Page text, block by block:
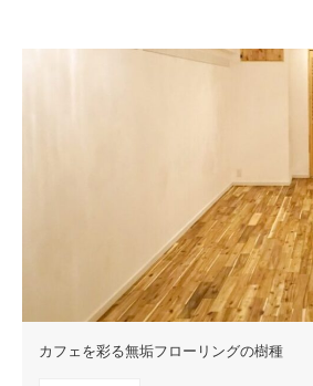
カフェを彩る無垢フローリングの樹種